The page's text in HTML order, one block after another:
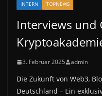
INTERN TOPNEWS
Interviews und
3. Februar 2025 admin
Die Zukunft von Web3,
Deutschland – Ein